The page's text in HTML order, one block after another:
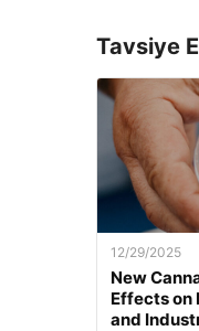
Tavsiye
12/29/2025
New
Effects on
and